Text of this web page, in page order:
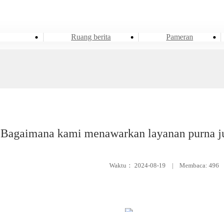
Ruang berita Pameran
Bagaimana kami menawarkan layanan purna
Waktu： 2024-08-19 Membaca: 496